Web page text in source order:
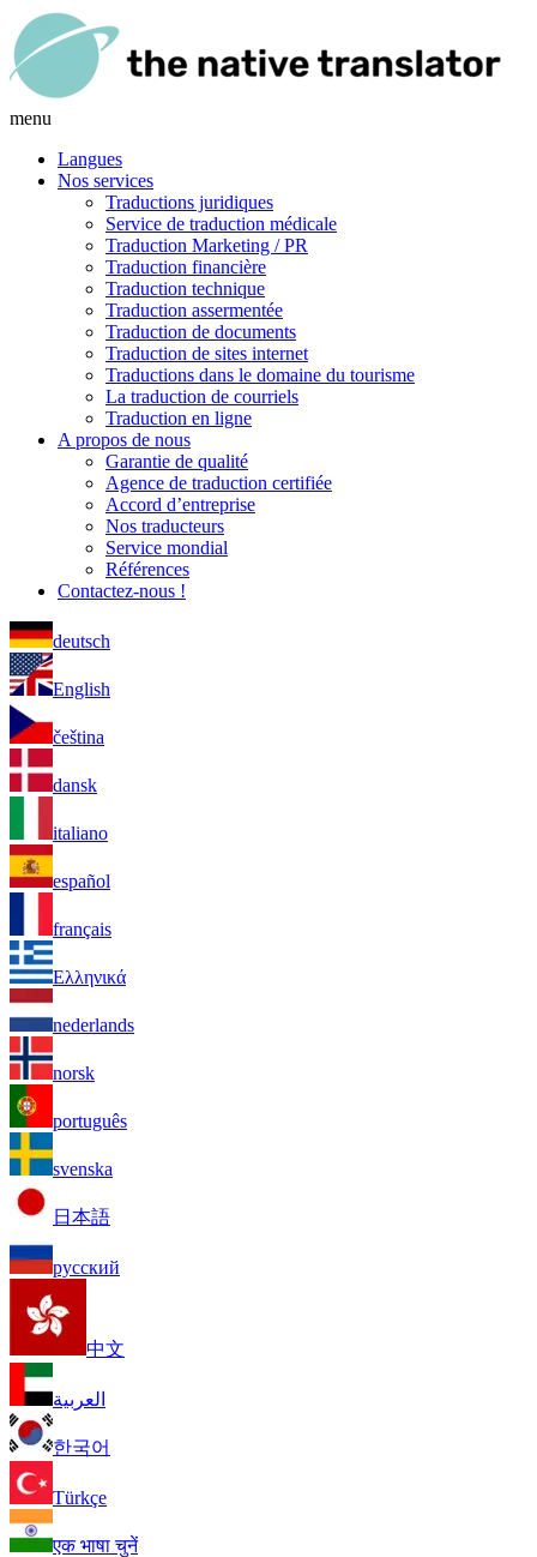
menu
Langues
Nos services
Traductions juridiques
Service de traduction médicale
Traduction Marketing / PR
Traduction financière
Traduction technique
Traduction assermentée
Traduction de documents
Traduction de sites internet
Traductions dans le domaine du tourisme
La traduction de courriels
Traduction en ligne
A propos de nous
Garantie de qualité
Agence de traduction certifiée
Accord d’entreprise
Nos traducteurs
Service mondial
Références
Contactez-nous !
deutsch
English
čeština
dansk
italiano
español
français
Ελληνικά
nederlands
norsk
português
svenska
日本語
русский
中文
العربية
한국어
Türkçe
एक भाषा चुनें